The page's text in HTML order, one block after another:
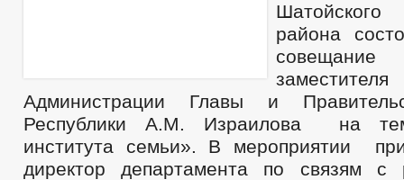
Шатойского
района
Администрации Главы и
Республики А.М. Израилова на
института семьи». В мероприятии
директор департамента по связям с